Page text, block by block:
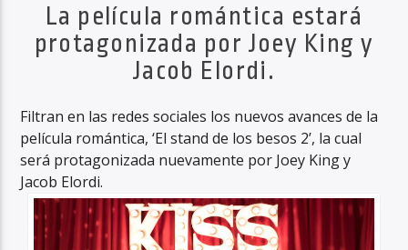
La película romántica estará
protagonizada por Joey King y
Jacob Elordi.
Filtran en las redes sociales los nuevos avances de la
película romántica, ‘El stand de los besos 2’, la cual
será protagonizada nuevamente por Joey King y
Jacob Elordi.